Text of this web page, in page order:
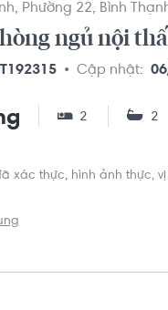
Phường 22 Bình
Cập nhật:
2 2
xác thực, hình ảnh thực,